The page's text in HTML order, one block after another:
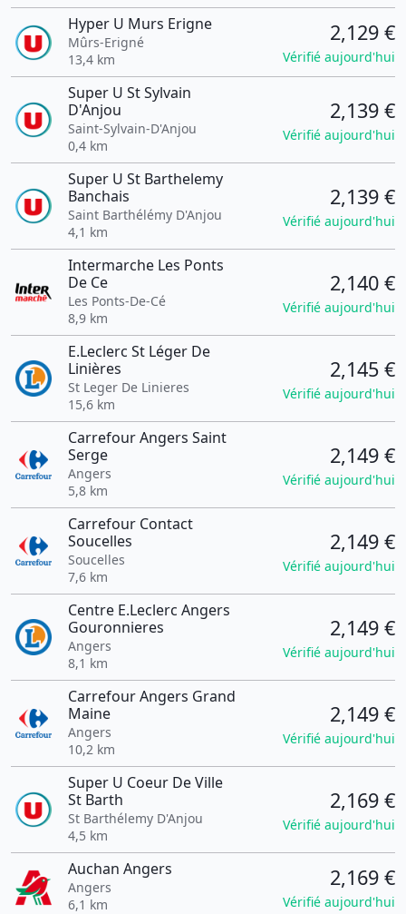
Hyper U Murs Erigne
Mûrs-Erigné
13,4 km
2,129 €
Vérifié aujourd'hui
Super U St Sylvain
D'Anjou
Saint-Sylvain-D'Anjou
0,4 km
2,139 €
Vérifié aujourd'hui
Super U St Barthelemy
Banchais
Saint Barthélémy D'Anjou
4,1 km
2,139 €
Vérifié aujourd'hui
Intermarche Les Ponts
De Ce
Les Ponts-De-Cé
8,9 km
2,140 €
Vérifié aujourd'hui
E.Leclerc St Léger De
Linières
St Leger De Linieres
15,6 km
2,145 €
Vérifié aujourd'hui
Carrefour Angers Saint
Serge
Angers
5,8 km
2,149 €
Vérifié aujourd'hui
Carrefour Contact
Soucelles
Soucelles
7,6 km
2,149 €
Vérifié aujourd'hui
Centre E.Leclerc Angers
Gouronnieres
Angers
8,1 km
2,149 €
Vérifié aujourd'hui
Carrefour Angers Grand
Maine
Angers
10,2 km
2,149 €
Vérifié aujourd'hui
Super U Coeur De Ville
St Barth
St Barthélemy D'Anjou
4,5 km
2,169 €
Vérifié aujourd'hui
Auchan Angers
Angers
6,1 km
2,169 €
Vérifié aujourd'hui